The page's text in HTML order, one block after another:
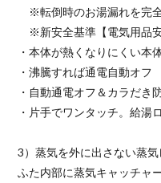
※転倒時のお湯漏れを完全
※新安全基準【電気用品
・本体が熱くなりにくい本
・沸騰すれば通電自動オフ
・自動通電オフ＆カラだき
・片手でワンタッチ。給湯
3）蒸気を外に出さない蒸気
ふた内部に蒸気キャッチャ